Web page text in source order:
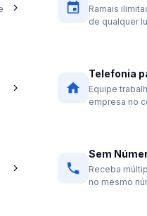
Ramais
de qualquer
Telefonia
Equipe
empresa no
Sem
Receba
no mesmo